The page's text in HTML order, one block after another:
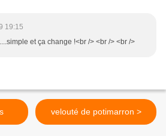
19:15
et ça change !<br /> <br /> <br />
velouté de potimarron >